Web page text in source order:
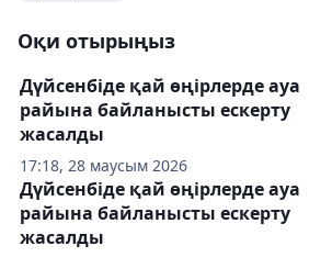
Оқи отырыңыз
17:18, 28 маусым 2026
Дүйсенбіде қай өңірлерде ауа
райына байланысты ескерту
жасалды
Дүйсенбіде қай өңірлерде ауа
райына байланысты ескерту
жасалды